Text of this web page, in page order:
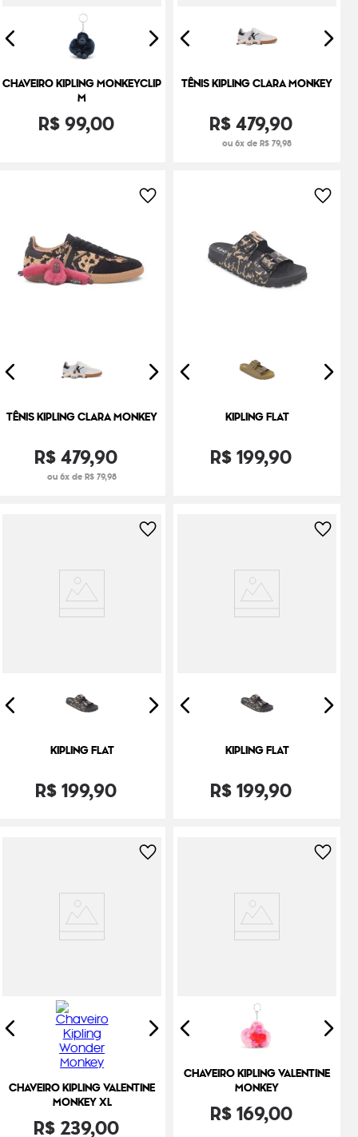
CHAVEIRO KIPLING MONKEYCLIP
M
R$99,00
TÊNIS KIPLING CLARA MONKEY
R$479,90
ou 6x de R$ 79,98
TÊNIS KIPLING CLARA MONKEY
R$479,90
ou 6x de R$ 79,98
KIPLING FLAT
R$199,90
KIPLING FLAT
R$199,90
KIPLING FLAT
R$199,90
CHAVEIRO KIPLING VALENTINE
MONKEY XL
R$239,00
CHAVEIRO KIPLING VALENTINE
MONKEY
R$169,00